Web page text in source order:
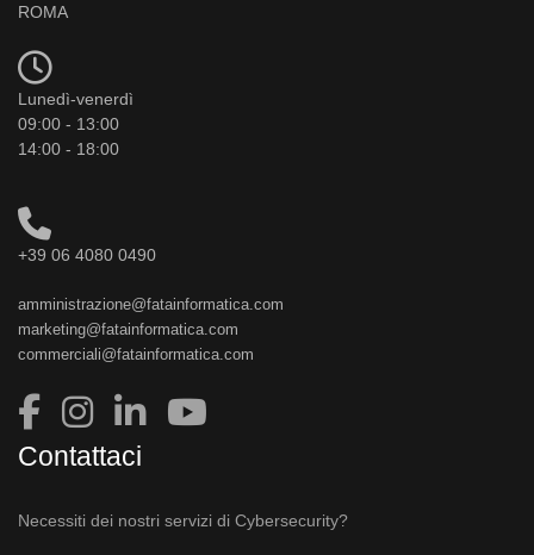
ROMA
Lunedì-venerdì
09:00 - 13:00
14:00 - 18:00
+39 06 4080 0490
amministrazione@fatainformatica.com
marketing@fatainformatica.com
commerciali@fatainformatica.com
Contattaci
Necessiti dei nostri servizi di Cybersecurity?